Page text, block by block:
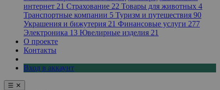
интернет 21 Страхование 22 Товары для животных 4
Транспортные компании 5 Туризм и путешествия 90
Украшения и бижутерия 21 Финансовые услуги 277
Электроника 13 Ювелирные изделия 21
О проекте
Контакты
Вход в аккаунт
☰ ✕